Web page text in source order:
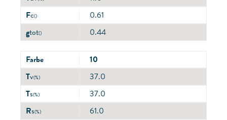
Fc()
0.61
gtot() 0.44
Farbe
10
Tv(%)
37.0
Ts(%)
37.0
Rs(%)
61.0